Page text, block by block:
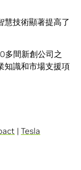
慧技術顯著提高了
多間新創公司之
知識和市場支援項
| Tesla